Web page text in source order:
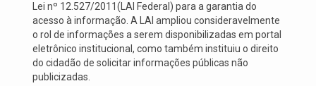
Lei nº 12.527/2011(LAI Federal) para a garantia do
acesso à informação. A LAI ampliou consideravelmente
o rol de informações a serem disponibilizadas em portal
eletrônico institucional, como também instituiu o direito
do cidadão de solicitar informações públicas não
publicizadas.